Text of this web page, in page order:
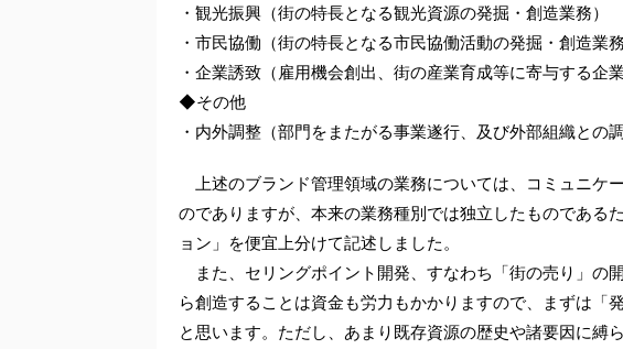
・観光振興（街の特長となる観光資源の発掘・創造業務）
・市民協働（街の特長となる市民協働活動の発掘・創造業務
・企業誘致（雇用機会創出、街の産業育成等に寄与する企
◆その他
・内外調整（部門をまたがる事業遂行、及び外部組織との調
上述のブランド管理領域の業務については、コミュニケ
のでありますが、本来の業務種別では独立したものである
ョン」を便宜上分けて記述しました。
また、セリングポイント開発、すなわち「街の売り」の
ら創造することは資金も労力もかかりますので、まずは「
と思います。ただし、あまり既存資源の歴史や諸要因に縛